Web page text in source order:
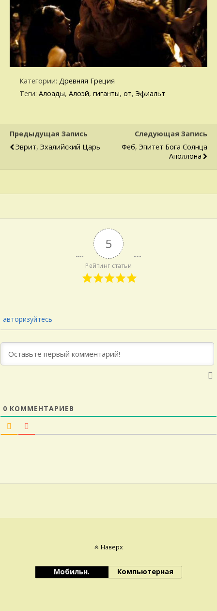
Категории: Древняя Греция
Теги: Алоады, Алоэй, гиганты, от, Эфиальт
Предыдущая Запись
Эврит, Эхалийский Царь
Следующая Запись
Феб, Эпитет Бога Солнца
Аполлона
5
Рейтинг статьи
авторизуйтесь
0 КОММЕНТАРИЕВ
Наверх
Мобильн. Компьютерная